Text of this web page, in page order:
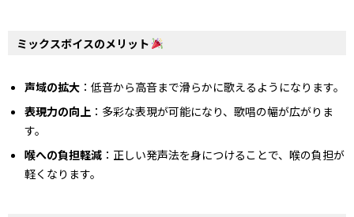
ミックスボイスのメリット
声域の拡大 ：低音から高音まで滑らかに歌えるようになります。
表現力の向上 ：多彩な表現が可能になり、歌唱の幅が広がりま
す。
喉への負担軽減 ：正しい発声法を身につけることで、喉の負担が
軽くなります。